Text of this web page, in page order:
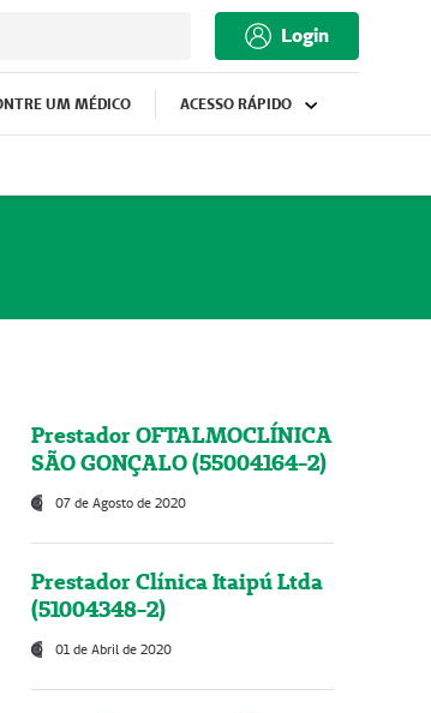
Login
UM MÉDICO ACESSO RÁPIDO
Prestador OFTALMOCLÍNICA
SÃO GONÇALO (55004164-2)
07 de Agosto de 2020
Prestador Clínica Itaipú Ltda
(51004348-2)
01 de Abril de 2020